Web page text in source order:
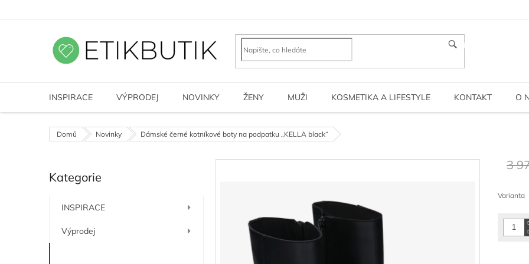
HLEDAT
INSPIRACE VÝPRODEJ NOVINKY ŽENY MUŽI KOSMETIKA A LIFESTYLE KONTAKT O
Domů Novinky Dámské černé kotníkové boty na podpatku „KELLA black“
o
n
Přeskočit
kategorie
Kategorie
INSPIRACE
Výprodej
3
cena:
Varianta